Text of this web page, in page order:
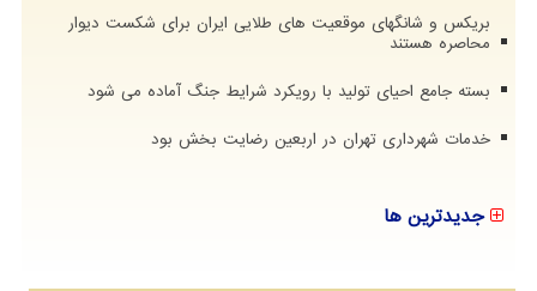
بریکس و شانگهای موقعیت های طلایی ایران برای شکست دیوار
محاصره هستند
بسته جامع احیای تولید با رویکرد شرایط جنگ آماده می شود
خدمات شهرداری تهران در اربعین رضایت بخش بود
جدیدترین ها